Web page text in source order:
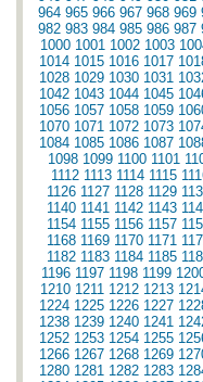
964 965 966 967 968 969
982 983 984 985 986 987
1000 1001 1002 1003
1014 1015 1016 1017
1028 1029 1030 1031
1042 1043 1044 1045
1056 1057 1058 1059
1070 1071 1072 1073
1084 1085 1086 1087
1098 1099 1100 1101
1112 1113 1114 1115
1126 1127 1128 1129
1140 1141 1142 1143
1154 1155 1156 1157
1168 1169 1170 1171
1182 1183 1184 1185
1196 1197 1198 1199
1210 1211 1212 1213
1224 1225 1226 1227
1238 1239 1240 1241
1252 1253 1254 1255
1266 1267 1268 1269
1280 1281 1282 1283